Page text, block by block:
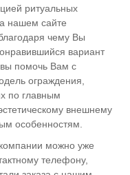
ритуальных
нашем сайте
чему Вы
вариант
помочь Вам с
ограждения,
по главным
внешнему
особенностям.
можно уже
телефону,